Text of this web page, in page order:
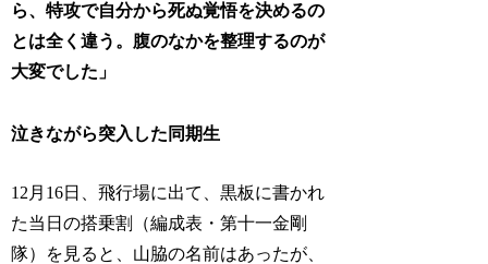
ら、特攻で自分から死ぬ覚悟を決めるの
とは全く違う。腹のなかを整理するのが
大変でした」
泣きながら突入した同期生
12月16日、飛行場に出て、黒板に書かれ
た当日の搭乗割（編成表・第十一金剛
隊）を見ると、山脇の名前はあったが、